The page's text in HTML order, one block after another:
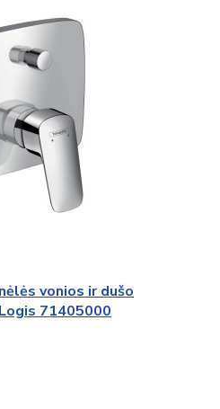
vonios ir dušo
71405000